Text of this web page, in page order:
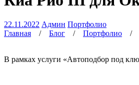
22.11.2022 Админ Портфолио
Главная / Блог / Портфолио /
В рамках услуги «Автоподбор под